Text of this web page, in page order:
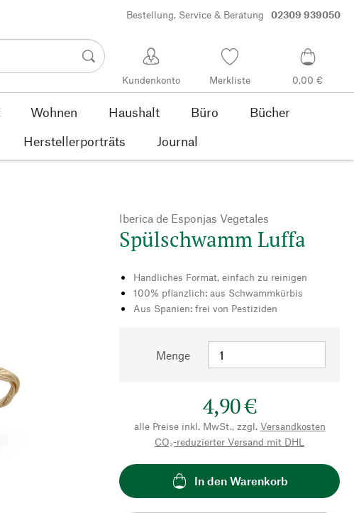
Bestellung, Service & Beratung 02309 939050
Kundenkonto Merkliste 0,00 €
Wohnen Haushalt Büro
Bücher
Herstellerporträts Journal
Iberica de Esponjas Vegetales
Spülschwamm Luffa
Handliches Format, einfach zu reinigen
100% pflanzlich: aus Schwammkürbis
Aus Spanien: frei von Pestiziden
Menge
4,90 €
alle Preise inkl. MwSt., zzgl. Versandkosten
CO₂-reduzierter Versand mit DHL
In den Warenkorb